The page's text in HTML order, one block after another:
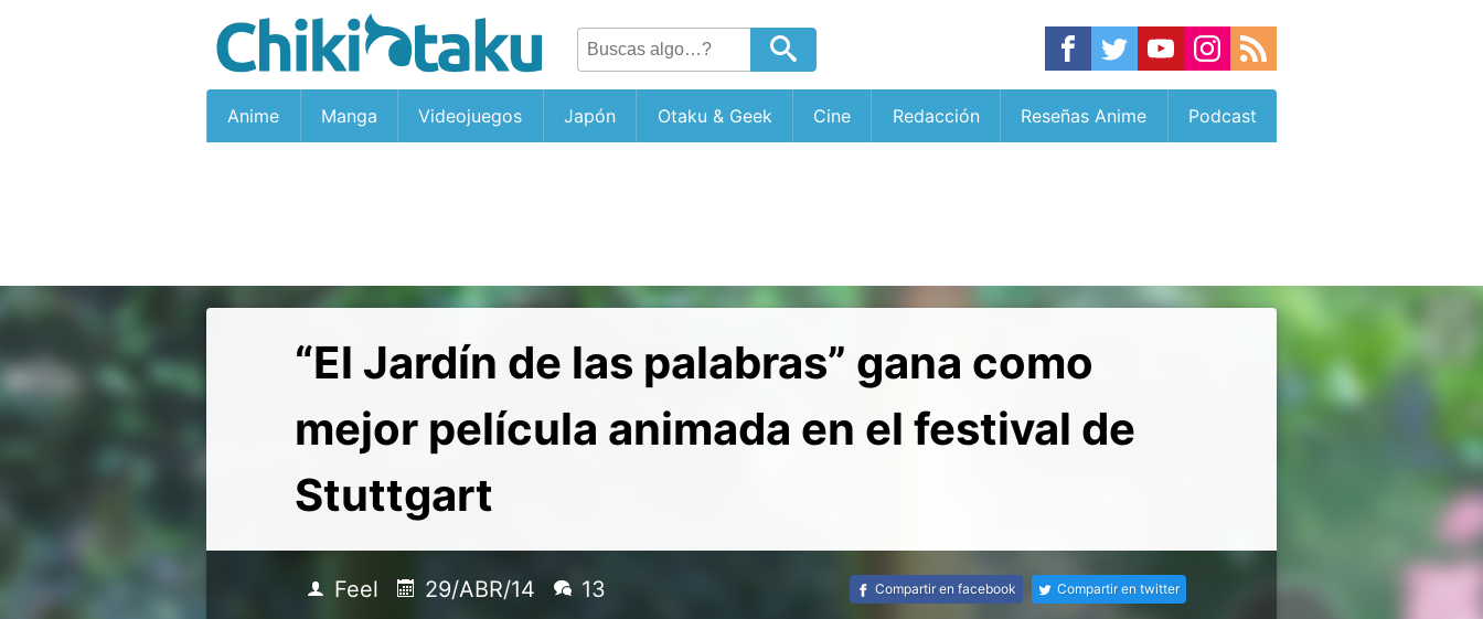
Anime Manga Videojuegos Japón Otaku & Geek Cine Redacción Reseñas Anime Podcast
“El Jardín de las palabras” gana como
mejor película animada en el festival de
Stuttgart
Feel 29/ABR/14 13 Compartir en facebook Compartir en twitter